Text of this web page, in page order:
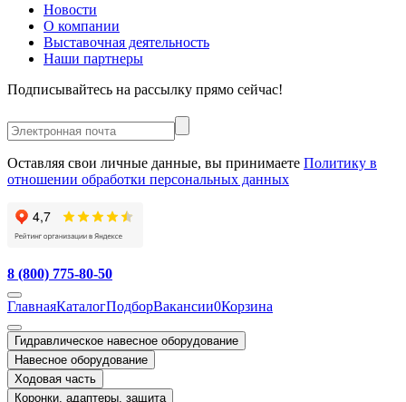
Новости
О компании
Выставочная деятельность
Наши партнеры
Подписывайтесь на рассылку прямо сейчас!
Оставляя свои личные данные, вы принимаете Политику в
отношении обработки персональных данных
8 (800) 775-80-50
ГлавнаяКаталогПодборВакансии0Корзина
Гидравлическое навесное оборудование
Навесное оборудование
Ходовая часть
Коронки, адаптеры, защита